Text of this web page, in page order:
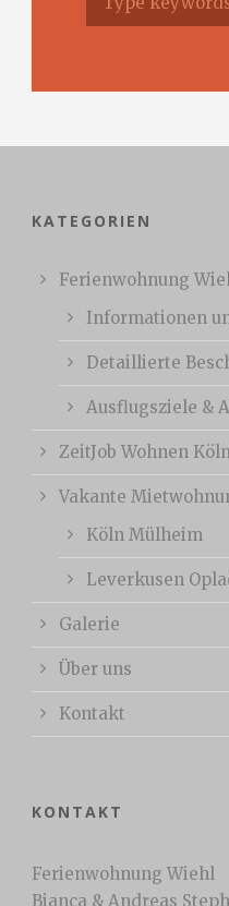
KATEGORIEN
Ferienwohnung
Informationen
Detaillierte
Ausflugsziele &
ZeitJob Wohnen
Vakante
Köln Mülheim
Leverkusen
Galerie
Über uns
Kontakt
KONTAKT
Ferienwohnung Wiehl
Bianca & Andreas